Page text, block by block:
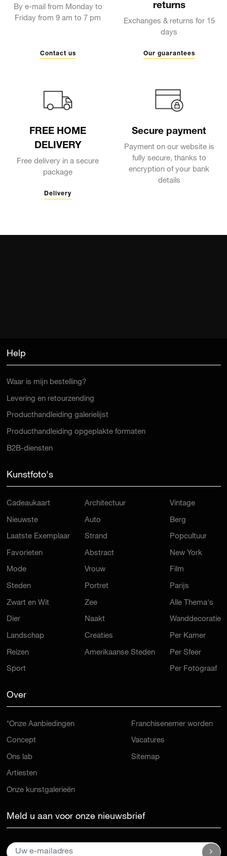
By e-mail from Monday to
Friday from 9 am to 7 pm
Contact us
returns
Exchanges & returns for 15
days
Our guarantees
FREE HOME
DELIVERY
Free delivery in a secure
package
Delivery
Secure payment
Payment on our website is
fully secure, thanks to
encryption of your bank
details
Help
Waar is mijn bestelling?
Levering en retourzending
Producthandleiding galerielijst
Producthandleiding opgeplakte formaten
B2B-diensten
Kunstfoto's
Cadeaukaart
Nieuwste
Laatste Exemplaar
Favorieten
Mode
Steden
Zwart en Wit
Dier
Landschap
Reizen
Sport
Architectuur
Auto
Strand
Abstract
Vrouw
Portret
Zee
Naakt
Creaties
Amerikaanse Steden
Vintage
Berg
Popcultuur
New York
Film
Parijs
Alle Thema's
Wanddecoratie
Per Kamer
Per Sfeer
Per Fotograaf
Over
*Onze Aanbiedingen
Concept
Ons lab
Artiesten
Onze kunstgalerieën
Franchisenemer worden
Vacatures
Sitemap
Meld u aan voor onze nieuwsbrief